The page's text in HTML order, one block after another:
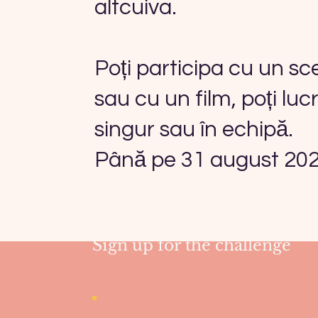
Are you between 5 and 18
you have an idea for a
Sign up for the challenge
altcuiva.
Poți participa cu un
sau cu un film, poți
singur sau în echipă.
Până pe 31 august